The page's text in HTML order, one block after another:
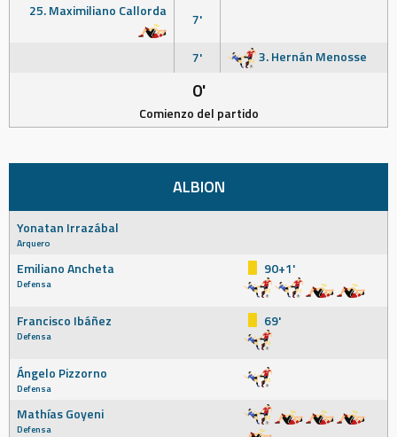
25. Maximiliano Callorda
7'
7' 3. Hernán Menosse
0'
Comienzo del partido
ALBION
Yonatan Irrazábal
Arquero
Emiliano Ancheta
Defensa
90+1'
Francisco Ibáñez
Defensa
69'
Ángelo Pizzorno
Defensa
Mathías Goyeni
Defensa